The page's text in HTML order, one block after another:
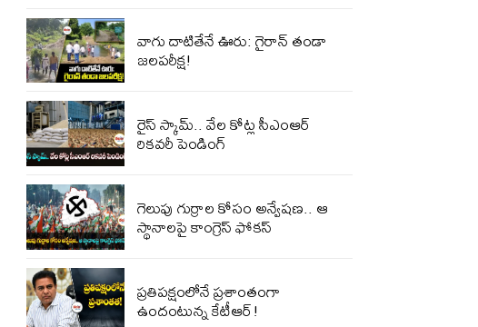
వాగు దాటితేనే ఊరు: గైరాన్ తండా
జలపరీక్ష!
రైస్ స్కామ్.. వేల కోట్ల‌ సీఎంఆర్
రికవరీ పెండింగ్
గెలుపు గుర్రాల కోసం అన్వేషణ.. ఆ
స్థానాలపై కాంగ్రెస్ ఫోకస్
ప్ర‌తిప‌క్షంలోనే ప్ర‌శాంతంగా
ఉందంటున్న కేటీఆర్!